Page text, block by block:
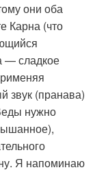
они оба
Карна (что
— сладкое
звук (пранава)
нужно
Я напоминаю